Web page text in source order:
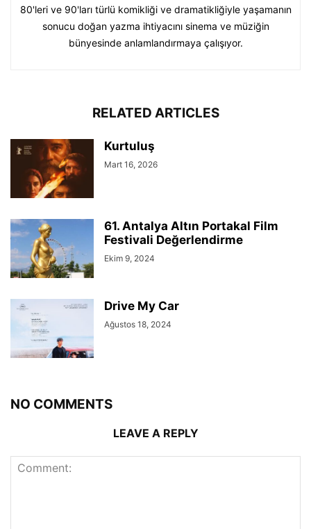
80'leri ve 90'ları türlü komikliği ve dramatikliğiyle yaşamanın
sonucu doğan yazma ihtiyacını sinema ve müziğin
bünyesinde anlamlandırmaya çalışıyor.
RELATED ARTICLES
Kurtuluş
Mart 16, 2026
61. Antalya Altın Portakal Film
Festivali Değerlendirme
Ekim 9, 2024
Drive My Car
Ağustos 18, 2024
NO COMMENTS
LEAVE A REPLY